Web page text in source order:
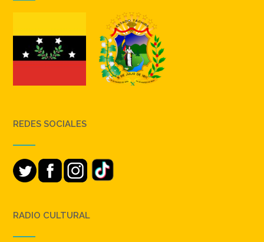
REDES SOCIALES
RADIO CULTURAL